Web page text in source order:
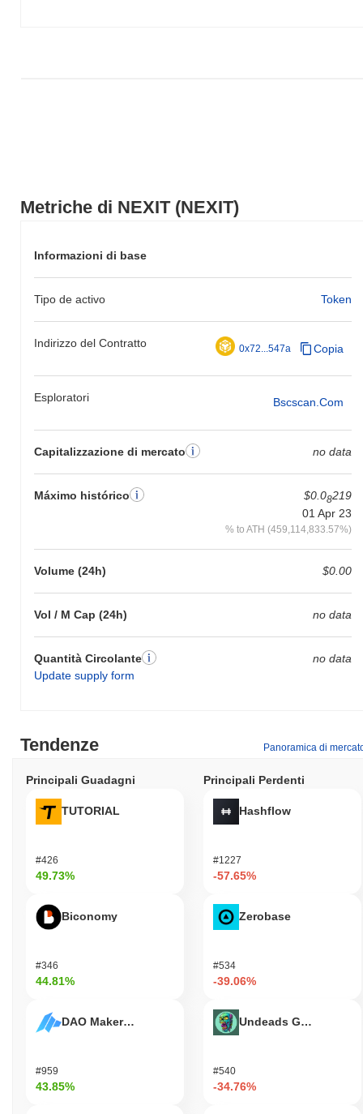
Metriche di NEXIT (NEXIT)
Informazioni di base
Tipo de activo Token
Indirizzo del Contratto 0x72...547a Copia
Esploratori Bscscan.com
Capitalizzazione di mercato no data
Máximo histórico $0.08219
01 Apr 23
% to ATH (459,114,833.57%)
Volume (24h) $0.00
Vol / M Cap (24h) no data
Quantità Circolante
Update supply form
no data
Tendenze Panoramica di
Principali Guadagni
TUTORIAL
#426
49.73%
Biconomy
#346
44.81%
DAO Maker Token
#959
43.85%
Principali Perdenti
Hashflow
#1227
-57.65%
Zerobase
#534
-39.06%
Undeads Games
#540
-34.76%